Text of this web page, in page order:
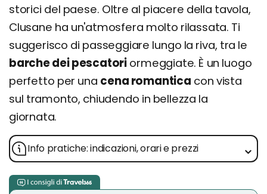
storici del paese. Oltre al piacere della tavola,
Clusane ha un'atmosfera molto rilassata. Ti
suggerisco di passeggiare lungo la riva, tra le
barche dei pescatori ormeggiate. È un luogo
perfetto per una cena romantica con vista
sul tramonto, chiudendo in bellezza la
giornata.
Info pratiche: indicazioni, orari e prezzi